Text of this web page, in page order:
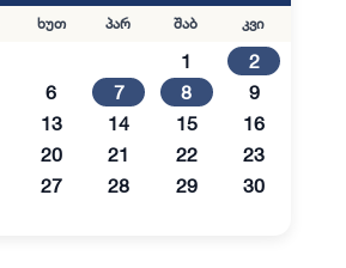
ხუთ პარ შაბ კვი
1
2
6 7 8
9
13 14 15
16
20 21 22
23
27 28 29
30